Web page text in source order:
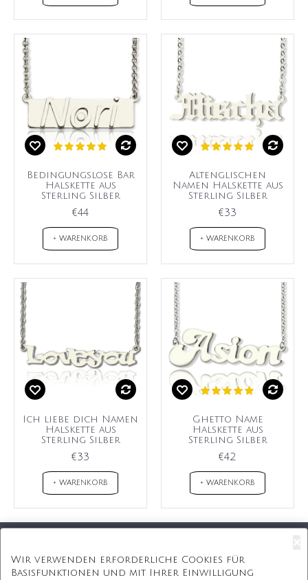
Bedingungslose Bar
Halskette aus
Sterling Silber
€44
+ WARENKORB
Altenglischen
Namen Halskette aus
Sterling Silber
€33
+ WARENKORB
Ich liebe dich Namen
Halskette aus
Sterling Silber
€33
+ WARENKORB
Ghetto Name
Halskette aus
Sterling Silber
€42
+ WARENKORB
Kostenlose Geschenkbox
Wir verwenden erforderliche Cookies für
Basisfunktionen und mit Ihrer Einwilligung